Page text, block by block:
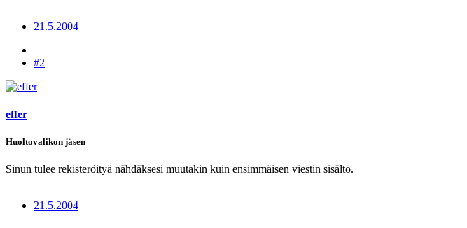
21.5.2004
#2
effer
Huoltovalikon jäsen
Sinun tulee rekisteröityä nähdäksesi muutakin kuin ensimmäisen viestin sisältö.
21.5.2004